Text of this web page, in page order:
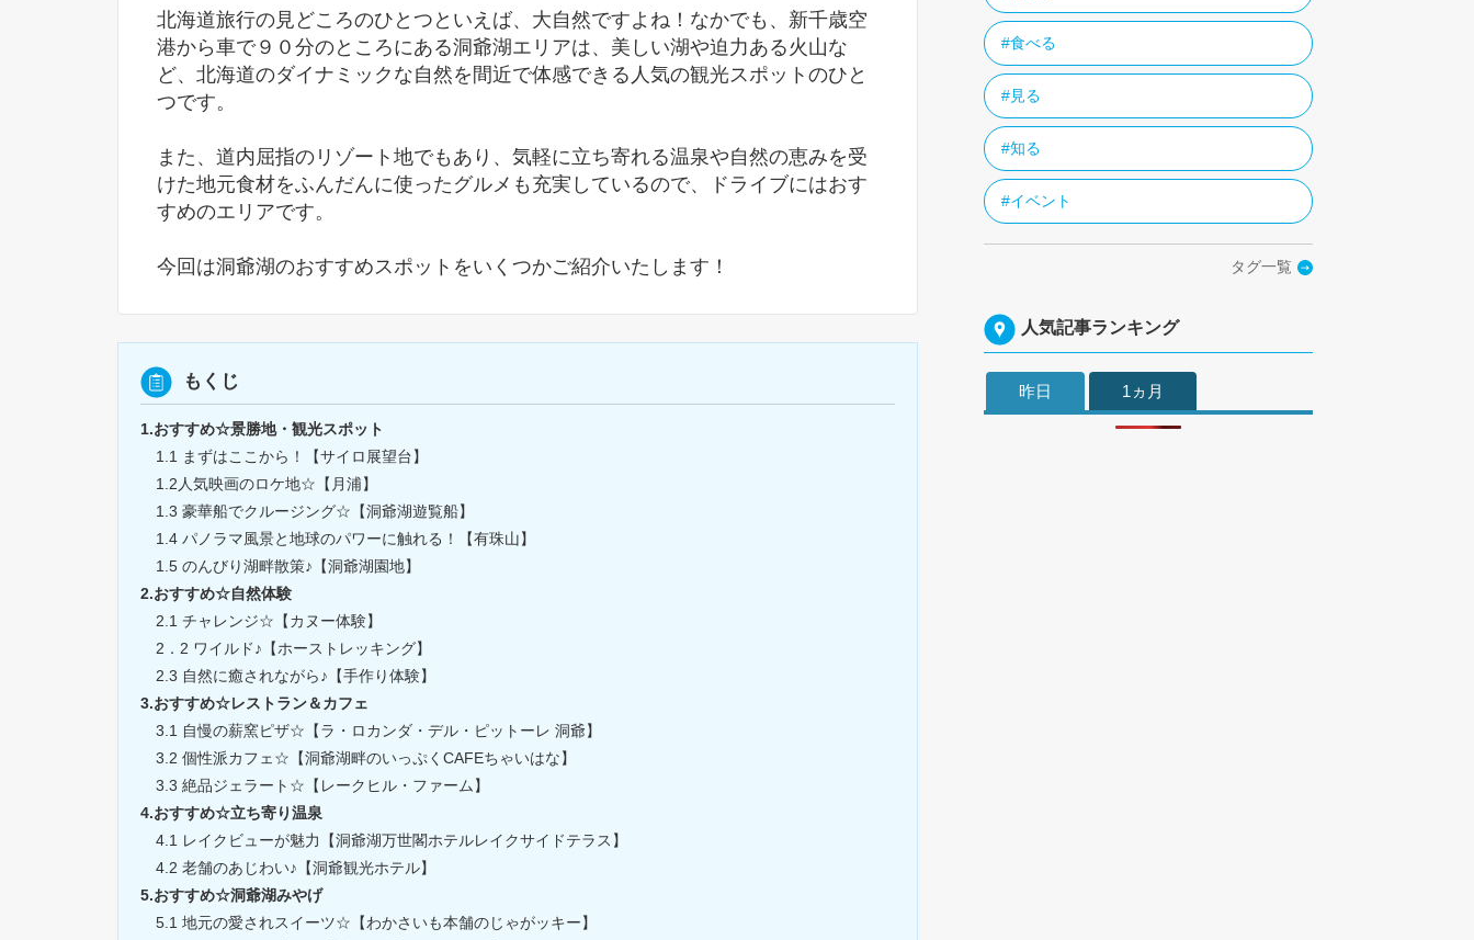
北海道旅行の見どころのひとつといえば、大自然ですよね！なかでも、新千歳空
港から車で９０分のところにある洞爺湖エリアは、美しい湖や迫力ある火山な
ど、北海道のダイナミックな自然を間近で体感できる人気の観光スポットのひと
つです。
また、道内屈指のリゾート地でもあり、気軽に立ち寄れる温泉や自然の恵みを受
けた地元食材をふんだんに使ったグルメも充実しているので、ドライブにはおす
すめのエリアです。
今回は洞爺湖のおすすめスポットをいくつかご紹介いたします！
もくじ
1.おすすめ☆景勝地・観光スポット
1.1 まずはここから！【サイロ展望台】
1.2人気映画のロケ地☆【月浦】
1.3 豪華船でクルージング☆【洞爺湖遊覧船】
1.4 パノラマ風景と地球のパワーに触れる！【有珠山】
1.5 のんびり湖畔散策♪【洞爺湖園地】
2.おすすめ☆自然体験
2.1 チャレンジ☆【カヌー体験】
2．2 ワイルド♪【ホーストレッキング】
2.3 自然に癒されながら♪【手作り体験】
3.おすすめ☆レストラン＆カフェ
3.1 自慢の薪窯ピザ☆【ラ・ロカンダ・デル・ピットーレ 洞爺】
3.2 個性派カフェ☆【洞爺湖畔のいっぷくCAFEちゃいはな】
3.3 絶品ジェラート☆【レークヒル・ファーム】
4.おすすめ☆立ち寄り温泉
4.1 レイクビューが魅力【洞爺湖万世閣ホテルレイクサイドテラス】
4.2 老舗のあじわい♪【洞爺観光ホテル】
5.おすすめ☆洞爺湖みやげ
5.1 地元の愛されスイーツ☆【わかさいも本舗のじゃがッキー】
#食べる
#見る
#知る
#イベント
タグ一覧
人気記事ランキング
昨日 1ヵ月